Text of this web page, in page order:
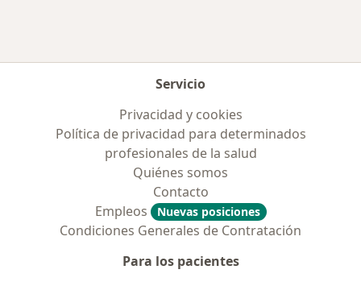
Servicio
Privacidad y cookies
Política de privacidad para determinados
profesionales de la salud
Quiénes somos
Contacto
Empleos
Nuevas posiciones
Condiciones Generales de Contratación
Para los pacientes